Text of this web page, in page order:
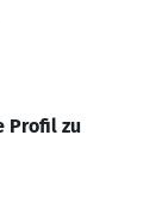
Profil zu